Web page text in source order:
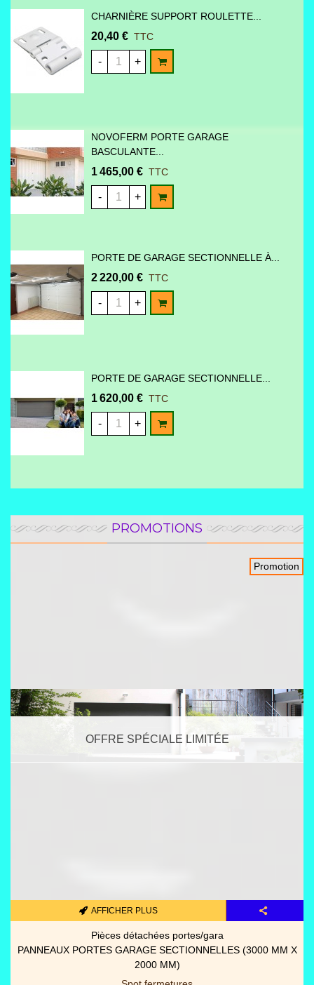
CHARNIÈRE SUPPORT ROULETTE...
20,40 € TTC
- +
NOVOFERM PORTE GARAGE
BASCULANTE...
1 465,00 € TTC
- +
PORTE DE GARAGE SECTIONNELLE À...
2 220,00 € TTC
- +
PORTE DE GARAGE SECTIONNELLE...
1 620,00 € TTC
- +
PROMOTIONS
Promotion
AFFICHER PLUS
OFFRE SPÉCIALE LIMITÉE
Pièces détachées portes/gara
PANNEAUX PORTES GARAGE SECTIONNELLES (3000 MM X
2000 MM)